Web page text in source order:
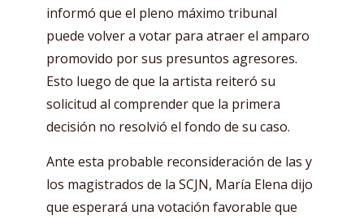
informó que el pleno máximo tribunal
puede volver a votar para atraer el amparo
promovido por sus presuntos agresores.
Esto luego de que la artista reiteró su
solicitud al comprender que la primera
decisión no resolvió el fondo de su caso.
Ante esta probable reconsideración de las y
los magistrados de la SCJN, María Elena dijo
que esperará una votación favorable que